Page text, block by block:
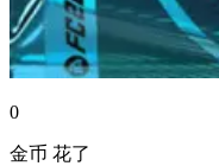
0
金币 花了